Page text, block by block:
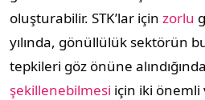
oluşturabilir. STK’lar için zorlu
yılında, gönüllülük sektörün
tepkileri göz önüne
şekillenebilmesi için iki önemli